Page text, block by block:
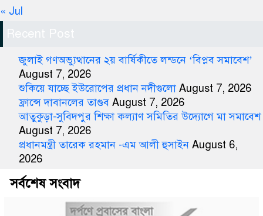
« Jul
Recent Post
জুলাই গণঅভ্যুত্থানের ২য় বার্ষিকীতে লন্ডনে ‘বিপ্লব সমাবেশ’
August 7, 2026
শুকিয়ে যাচ্ছে ইউরোপের প্রধান নদীগুলো August 7, 2026
ফ্রান্সে দাবানলের তাণ্ডব August 7, 2026
আতুকুড়া-সুবিদপুর শিক্ষা কল্যাণ সমিতির উদ্যোগে মা সমাবেশ
August 7, 2026
প্রধানমন্ত্রী তারেক রহমান -এম আলী হুসাইন August 6,
2026
সর্বশেষ সংবাদ